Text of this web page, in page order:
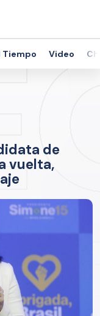
Tiempo Video
de
vuelta,